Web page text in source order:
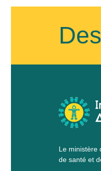
Le ministère
de santé et